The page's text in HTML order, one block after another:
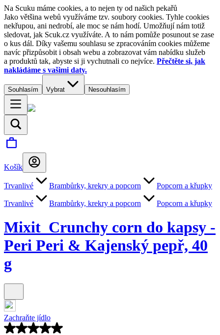
Na Scuku máme cookies, a to nejen ty od našich pekařů
Jako většina webů využíváme tzv. soubory cookies. Tyhle cookies
nekřupou, ani nedrobí, ale moc se nám hodí. Umožňují nám totiž
sledovat, jak Scuk.cz využíváte. A to nám pomůže posunout se zase
o kus dál. Díky vašemu souhlasu se zpracováním cookies můžeme
navíc přizpůsobit i obsah webu a zobrazovat vám nabídku služeb
a produktů tak, abyste si ji vychutnali co nejvíce. Přečtěte si, jak
nakládáme s vašimi daty.
Souhlasím Vybrat Nesouhlasím
Košík
Trvanlivé Brambůrky, krekry a popcorn Popcorn a křupky
Trvanlivé Brambůrky, krekry a popcorn Popcorn a křupky
Mixit_Crunchy corn do kapsy -
Peri Peri & Kajenský pepř, 40
g
Zachraňte jídlo